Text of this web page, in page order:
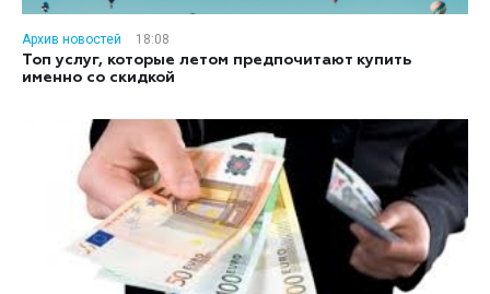
Архив новостей
18:08
Топ услуг, которые летом предпочитают купить
именно со скидкой